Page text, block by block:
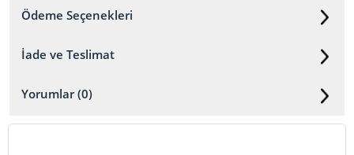
Ödeme Seçenekleri
İade ve Teslimat
Yorumlar (0)